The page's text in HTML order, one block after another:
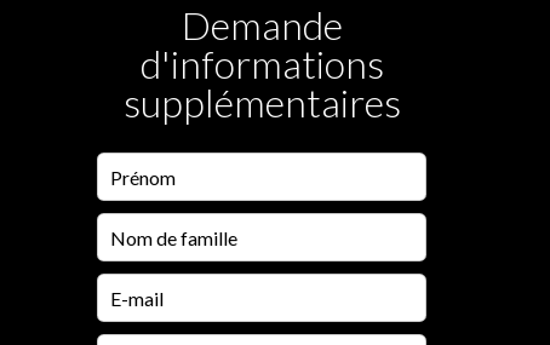
Demande
d'informations
supplémentaires